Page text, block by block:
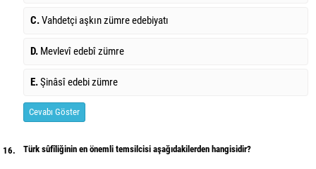
C.Vahdetçi aşkın zümre edebiyatı
D. Mevlevî edebî zümre
E.Şinâsî edebi zümre
Cevabı Göster
16. Türk sûfîliğinin en önemli temsilcisi aşağıdakilerden hangisidir?